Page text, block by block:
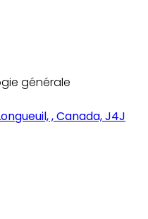
générale